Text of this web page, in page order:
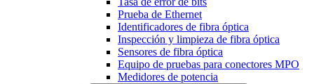
Prueba de Ethernet
Identificadores de fibra óptica
Inspección y limpieza de fibra óptica
Sensores de fibra óptica
Equipo de pruebas para conectores MPO
Medidores de potencia